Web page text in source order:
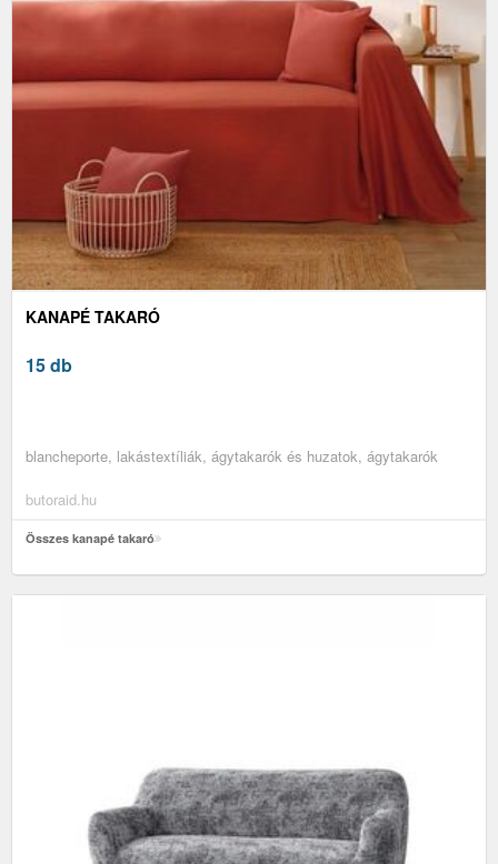
KANAPÉ TAKARÓ
15 db
blancheporte, lakástextíliák, ágytakarók és huzatok, ágytakarók
butoraid.hu
Összes kanapé takaró